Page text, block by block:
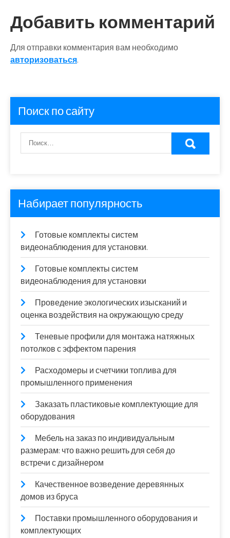
Добавить комментарий
Для отправки комментария вам необходимо
авторизоваться.
Поиск по сайту
Набирает популярность
Готовые комплекты систем
видеонаблюдения для установки.
Готовые комплекты систем
видеонаблюдения для установки
Проведение экологических изысканий и
оценка воздействия на окружающую среду
Теневые профили для монтажа натяжных
потолков с эффектом парения
Расходомеры и счетчики топлива для
промышленного применения
Заказать пластиковые комплектующие для
оборудования
Мебель на заказ по индивидуальным
размерам: что важно решить для себя до
встречи с дизайнером
Качественное возведение деревянных
домов из бруса
Поставки промышленного оборудования и
комплектующих